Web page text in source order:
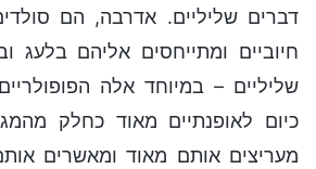
דברים שליליים. אדרבה, הם
חיוביים ומתייחסים אליהם בלעג
שליליים – במיוחד אלה
כיום לאופנתיים מאוד כחלק
מעריצים אותם מאוד ומאשרים